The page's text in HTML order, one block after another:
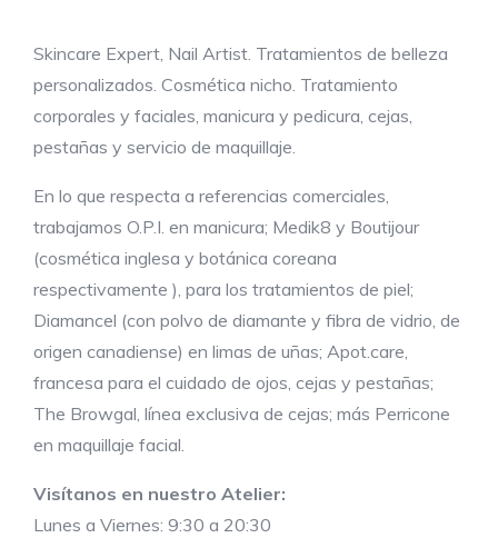
Skincare Expert, Nail Artist. Tratamientos de belleza
personalizados. Cosmética nicho. Tratamiento
corporales y faciales, manicura y pedicura, cejas,
pestañas y servicio de maquillaje.
En lo que respecta a referencias comerciales,
trabajamos O.P.I. en manicura; Medik8 y Boutijour
(cosmética inglesa y botánica coreana
respectivamente ), para los tratamientos de piel;
Diamancel (con polvo de diamante y fibra de vidrio, de
origen canadiense) en limas de uñas; Apot.care,
francesa para el cuidado de ojos, cejas y pestañas;
The Browgal, línea exclusiva de cejas; más Perricone
en maquillaje facial.
Visítanos en nuestro Atelier:
Lunes a Viernes: 9:30 a 20:30